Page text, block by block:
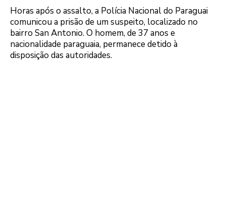
Horas após o assalto, a Polícia Nacional do Paraguai
comunicou a prisão de um suspeito, localizado no
bairro San Antonio. O homem, de 37 anos e
nacionalidade paraguaia, permanece detido à
disposição das autoridades.